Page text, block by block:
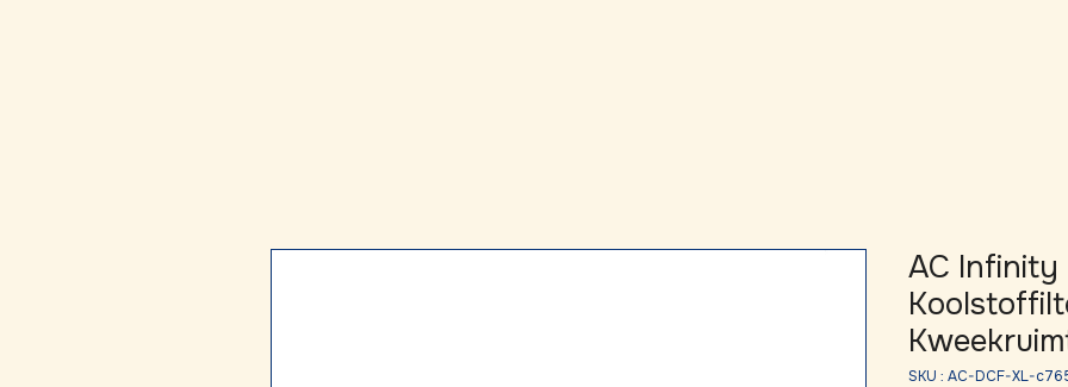
AC Infinity
SKU : AC-DCF-XL-